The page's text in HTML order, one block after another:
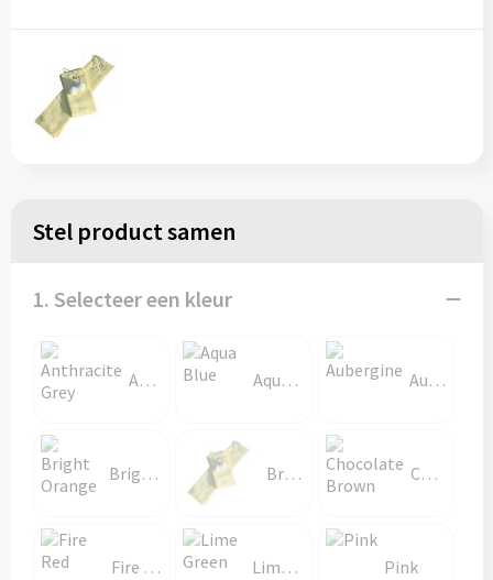
Stel product samen
1. Selecteer een kleur
Anthracite Grey Aqua Blue Aubergine
Bright Orange Bright yellow Chocolate Brown
Fire Red Lime Green Pink